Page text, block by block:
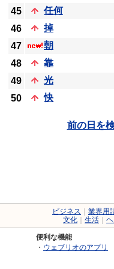
45
任何
46
掉
47
朝
48
靠
49
光
50
快
前の日を
ビジネス 業界用
文化
生活
便利な機能
・ ウェブリオのアプリ